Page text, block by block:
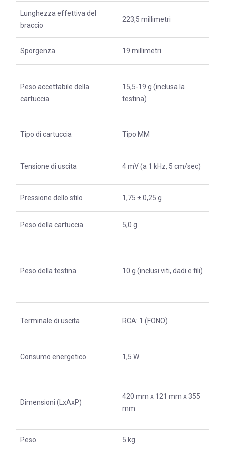
Lunghezza effettiva del
braccio
223,5 millimetri
Sporgenza 19 millimetri
Peso accettabile della
cartuccia
15,5-19 g (inclusa la
testina)
Tipo di cartuccia Tipo MM
Tensione di uscita 4 mV (a 1 kHz, 5 cm/sec)
Pressione dello stilo 1,75 ± 0,25 g
Peso della cartuccia 5,0 g
Peso della testina 10 g (inclusi viti, dadi e fili)
Terminale di uscita RCA: 1 (FONO)
Consumo energetico 1,5 W
Dimensioni (LxAxP)
420 mm x 121 mm x 355
mm
Peso 5 kg